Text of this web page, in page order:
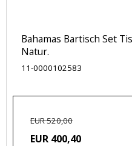
Bahamas Bartisch Set
Natur.
11-0000102583
EUR 520,00
EUR 400,40